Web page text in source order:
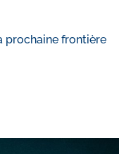
prochaine frontière